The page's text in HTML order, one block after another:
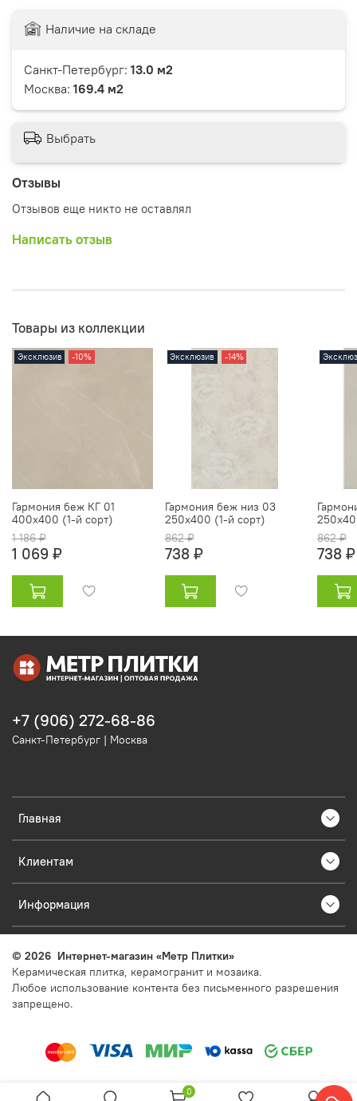
Отзывы
Отзывов еще никто не оставлял
Написать отзыв
Наличие на складе
Санкт-Петербург: 13.0 м2
Москва: 169.4 м2
Выбрать
Товары из коллекции
Эксклюзив -10%
Гармония беж КГ 01
400х400 (1-й сорт)
1 186 ₽
1 069 ₽
Эксклюзив -14%
Гармония беж низ 03
250х400 (1-й сорт)
862 ₽
738 ₽
862 ₽
738 ₽
Главная
Клиентам
Информация
+7 (906) 272-68-86
Санкт-Петербург | Москва
© 2026 Интернет-магазин «Метр Плитки»
Керамическая плитка, керамогранит и мозаика.
Любое использование контента без письменного разрешения
запрещено.
0